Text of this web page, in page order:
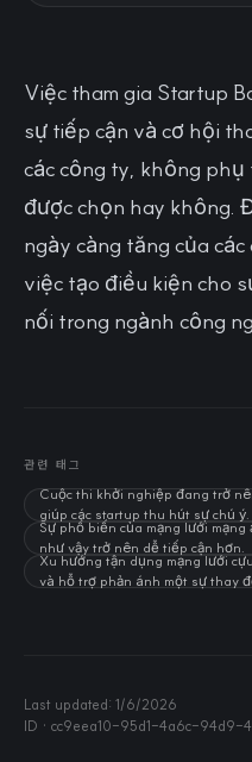
Việc tham gia Startup
sự tiếp cận và cơ hội
các công ty, không
được chọn hay không.
ngày càng tăng của
việc tạo điều kiện cho
nối trong ngành công
관련 태그
Cuộc thi khởi nghiệp đang trở
giúp các startup thu hút sự chú ý.
Sự phổ biến của mạng lưới
như vậy trở nên dễ tiếp cận hơn.
Xu hướng tận dụng mạng lưới
và hỗ trợ phản ánh một sự thay
Last updated: 1/6/2026
ID · cc9eea10-95d1-4a6c-94d9-